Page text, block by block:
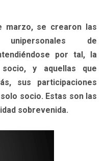
marzo, se crearon las
unipersonales de
por tal, la
y aquellas que
sus participaciones
socio. Estas son las
sobrevenida.